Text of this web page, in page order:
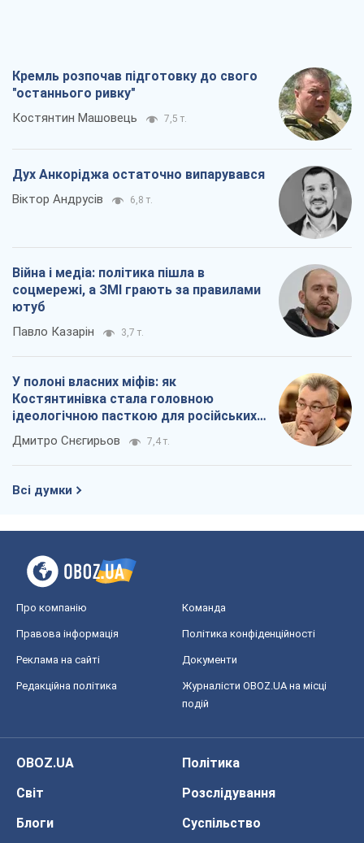
Кремль розпочав підготовку до свого
"останнього ривку"
Костянтин Машовець 7,5 т.
Дух Анкоріджа остаточно випарувався
Віктор Андрусів 6,8 т.
Війна і медіа: політика пішла в
соцмережі, а ЗМІ грають за правилами
ютуб
Павло Казарін 3,7 т.
У полоні власних міфів: як
Костянтинівка стала головною
ідеологічною пасткою для російських
окупантів
Дмитро Снєгирьов 7,4 т.
Всі думки
Про компанію Команда
Правова інформація Політика конфіденційності
Реклама на сайті Документи
Редакційна політика
Журналісти OBOZ.UA на місці
подій
OBOZ.UA
Політика
Світ
Розслідування
Блоги
Суспільство